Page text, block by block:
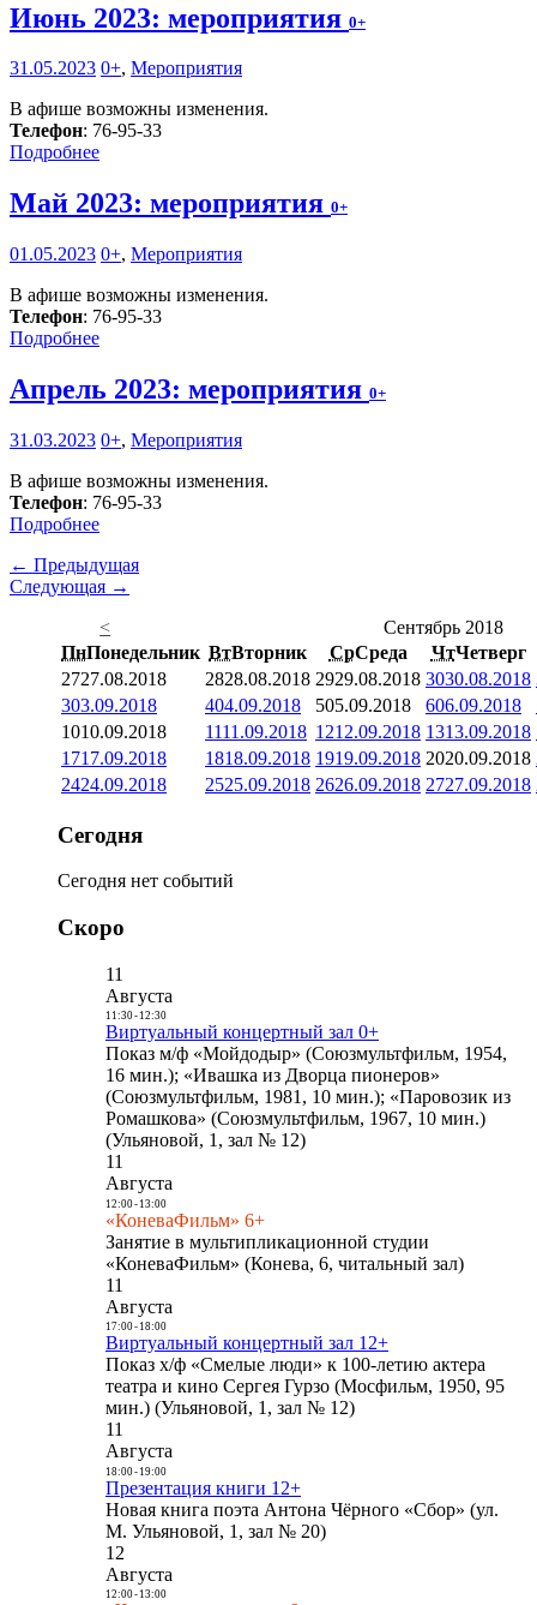
Июнь 2023: мероприятия 0+
31.05.2023 0+, Мероприятия
В афише возможны изменения.
Телефон: 76-95-33
Подробнее
Май 2023: мероприятия 0+
01.05.2023 0+, Мероприятия
В афише возможны изменения.
Телефон: 76-95-33
Подробнее
Апрель 2023: мероприятия 0+
31.03.2023 0+, Мероприятия
В афише возможны изменения.
Телефон: 76-95-33
Подробнее
← Предыдущая
Следующая →
<
Сентябрь 2018
ПнПонедельник ВтВторник СрСреда ЧтЧетверг
2727.08.2018 2828.08.2018 2929.08.2018 3030.08.2018
303.09.2018 404.09.2018 505.09.2018 606.09.2018
1010.09.2018 1111.09.2018 1212.09.2018 1313.09.2018
1717.09.2018 1818.09.2018 1919.09.2018 2020.09.2018
2424.09.2018 2525.09.2018 2626.09.2018 2727.09.2018
Сегодня
Сегодня нет событий
Скоро
11
Августа
11:30- 12:30
Виртуальный концертный зал 0+
Показ м/ф «Мойдодыр» (Союзмультфильм, 1954,
16 мин.); «Ивашка из Дворца пионеров»
(Союзмультфильм, 1981, 10 мин.); «Паровозик из
Ромашкова» (Союзмультфильм, 1967, 10 мин.)
(Ульяновой, 1, зал № 12)
11
Августа
12:00- 13:00
«КоневаФильм» 6+
Занятие в мультипликационной студии
«КоневаФильм» (Конева, 6, читальный зал)
11
Августа
17:00- 18:00
Виртуальный концертный зал 12+
Показ х/ф «Смелые люди» к 100-летию актера
театра и кино Сергея Гурзо (Мосфильм, 1950, 95
мин.) (Ульяновой, 1, зал № 12)
11
Августа
18:00- 19:00
Презентация книги 12+
Новая книга поэта Антона Чёрного «Сбор» (ул.
М. Ульяновой, 1, зал № 20)
12
Августа
12:00- 13:00